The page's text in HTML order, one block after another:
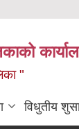
"
विधुतीय